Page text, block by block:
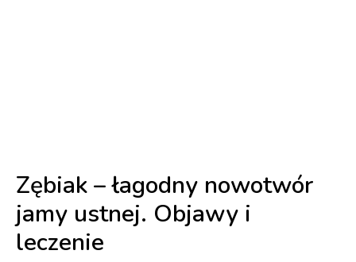
Zębiak – łagodny nowotwór
jamy ustnej. Objawy i
leczenie